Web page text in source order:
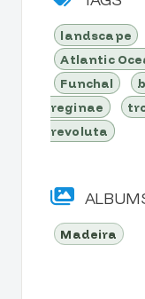
landscape
Atlantic
Funchal
reginae
revoluta
Madeira